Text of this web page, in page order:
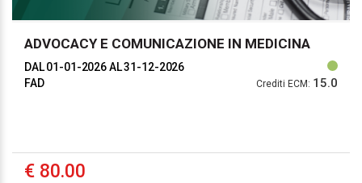
ADVOCACY E COMUNICAZIONE IN MEDICINA
DAL 01-01-2026AL 31-12-2026
FAD
Crediti ECM: 15.0
€ 80.00